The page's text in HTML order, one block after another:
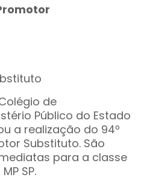
de
Público do Estado
a realização do 94º
Substituto. São
para a classe
SP.